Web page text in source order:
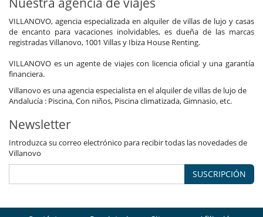
VILLANOVO, agencia especializada en alquiler de villas de lujo y casas
de encanto para vacaciones inolvidables, es dueña de las marcas
registradas Villanovo, 1001 Villas y Ibiza House Renting.
VILLANOVO es un agente de viajes con licencia oficial y una garantía
financiera.
Villanovo es una agencia especialista en el alquiler de villas de lujo de
Andalucía : Piscina, Con niños, Piscina climatizada, Gimnasio, etc.
Newsletter
Introduzca su correo electrónico para recibir todas las novedades de
Villanovo
SUSCRIPCIÓN